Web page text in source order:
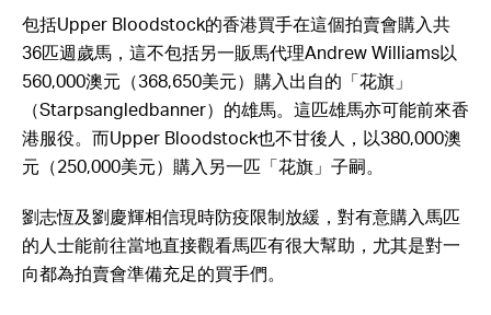
包括Upper Bloodstock的香港買手在這個拍賣會購入共
36匹週歲馬，這不包括另一販馬代理Andrew Williams以
560,000澳元（368,650美元）購入出自的「花旗」
（Starpsangledbanner）的雄馬。這匹雄馬亦可能前來香
港服役。而Upper Bloodstock也不甘後人，以380,000澳
元（250,000美元）購入另一匹「花旗」子嗣。
劉志恆及劉慶輝相信現時防疫限制放緩，對有意購入馬匹
的人士能前往當地直接觀看馬匹有很大幫助，尤其是對一
向都為拍賣會準備充足的買手們。